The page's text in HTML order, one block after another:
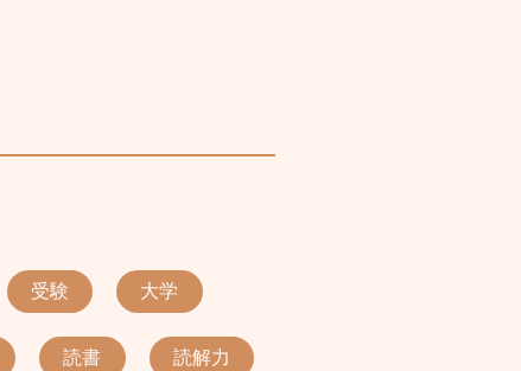
受験 大学
読書 読解力